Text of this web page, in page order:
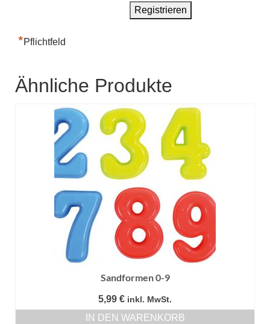
*Pflichtfeld
Ähnliche Produkte
Sandformen 0-9
5,99 € inkl. MwSt.
IN DEN WARENKORB